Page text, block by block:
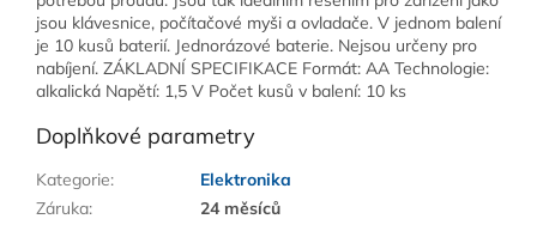
jsou klávesnice, počítačové myši a ovladače. V jednom balení
je 10 kusů baterií. Jednorázové baterie. Nejsou určeny pro
nabíjení. ZÁKLADNÍ SPECIFIKACE Formát: AA Technologie:
alkalická Napětí: 1,5 V Počet kusů v balení: 10 ks
Doplňkové parametry
Kategorie:
Elektronika
Záruka:
24 měsíců